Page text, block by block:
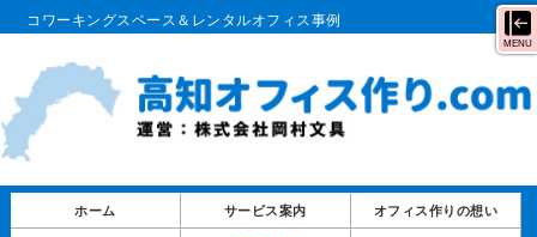
コワーキングスペース＆レンタルオフィス事例
MENU
ホーム サービス案内 オフィス作りの想い